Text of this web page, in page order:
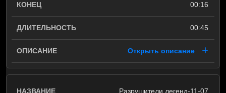
00:16
00:45
Открыть описание
Разрушители легенд-11-07